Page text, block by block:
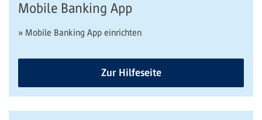
Mobile Banking App
» Mobile Banking App einrichten
Zur Hilfeseite